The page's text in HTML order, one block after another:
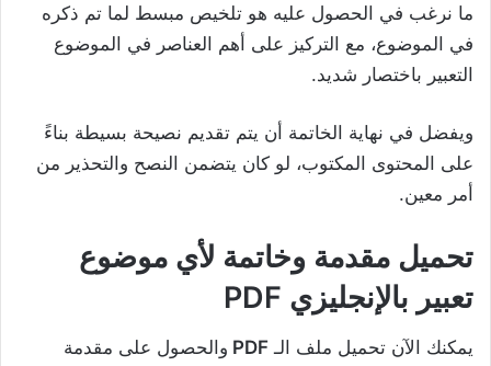
ما نرغب في الحصول عليه هو تلخيص مبسط لما تم ذكره
في الموضوع، مع التركيز على أهم العناصر في الموضوع
التعبير باختصار شديد.
ويفضل في نهاية الخاتمة أن يتم تقديم نصيحة بسيطة بناءً
على المحتوى المكتوب، لو كان يتضمن النصح والتحذير من
أمر معين.
تحميل مقدمة وخاتمة لأي موضوع
تعبير بالإنجليزي PDF
يمكنك الآن تحميل ملف الـ PDF والحصول على مقدمة